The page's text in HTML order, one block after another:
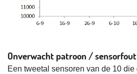
Onverwacht patroon /
Een tweetal sensoren van de 10